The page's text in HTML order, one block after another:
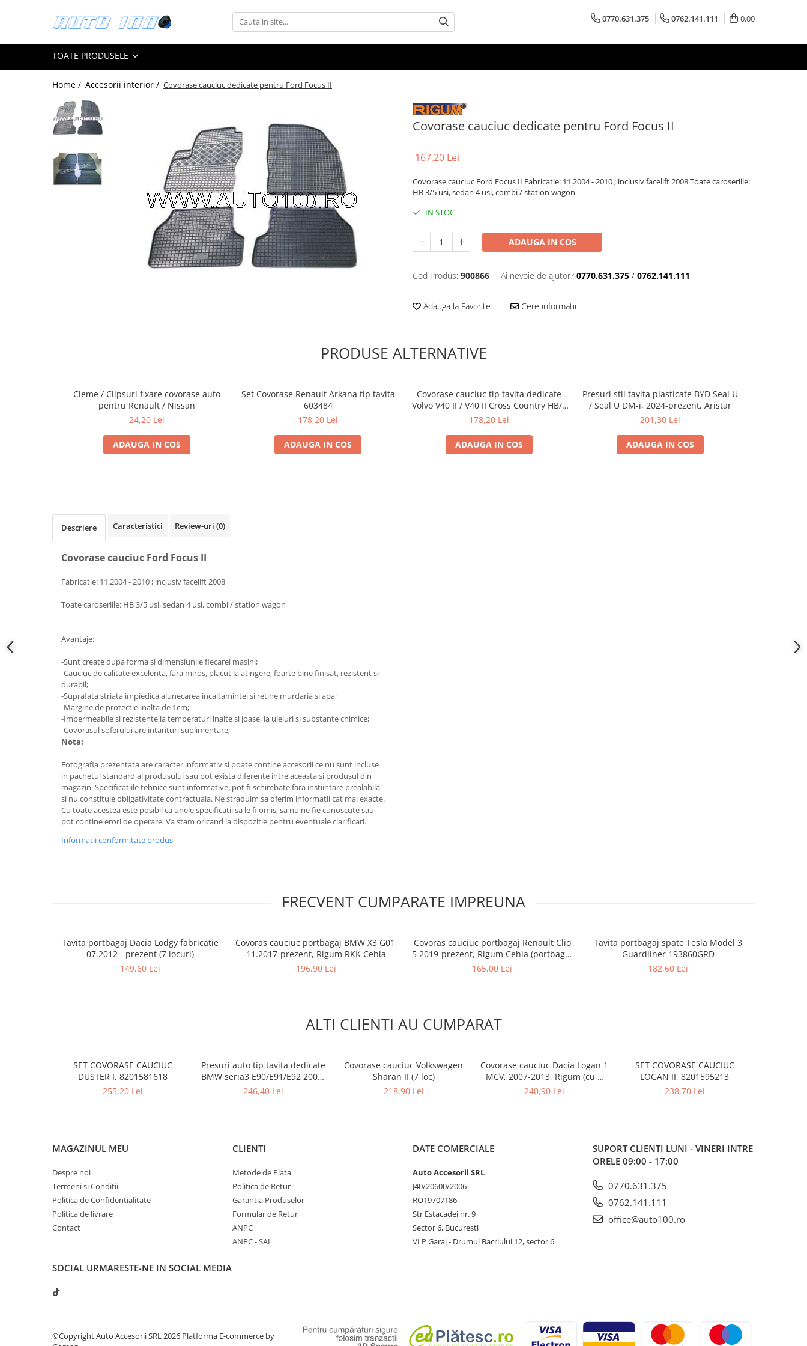
Accesorii interior
Covorase cauciuc auto dedicate
Huse scaun auto dedicate
Odorizant Auto
Plase portbagaj
Tavite portbagaj auto
Difuzoare, boxe auto coaxiale
Accesorii alarme auto
Alarme auto Alarme masina
Detectoare Radar
Echipamente atelier
Consumabile Service
Instrumente Atelier
Set clipsuri auto de plastic
Piese si accesorii
Amortizoare hayon
Accesorii auto
Incalzire scaune
Stergatoare auto
Paravanturi auto
Lumini ambientale
0770.631.375 0762.141.111 0,00
TOATE PRODUSELE
Home / Accesorii interior / Covorase cauciuc dedicate pentru Ford Focus II
Covorase cauciuc dedicate pentru Ford Focus II
167,20 Lei
Covorase cauciuc Ford Focus II Fabricatie: 11.2004 - 2010 ; inclusiv facelift 2008 Toate caroseriile:
HB 3/5 usi, sedan 4 usi, combi / station wagon
IN STOC
ADAUGA IN COS
Cod Produs: 900866 Ai nevoie de ajutor? 0770.631.375 / 0762.141.111
Adauga la Favorite Cere informatii
PRODUSE ALTERNATIVE
Cleme / Clipsuri fixare covorase auto
pentru Renault / Nissan
24,20 Lei
ADAUGA IN COS
Set Covorase Renault Arkana tip tavita
603484
178,20 Lei
ADAUGA IN COS
Covorase cauciuc tip tavita dedicate
Volvo V40 II / V40 II Cross Country HB/5
07.2012-
178,20 Lei
ADAUGA IN COS
Presuri stil tavita plasticate BYD Seal U
/ Seal U DM-i, 2024-prezent, Aristar
201,30 Lei
ADAUGA IN COS
Descriere Caracteristici Review-uri (0)
Covorase cauciuc Ford Focus II
Fabricatie: 11.2004 - 2010 ; inclusiv facelift 2008
Toate caroseriile: HB 3/5 usi, sedan 4 usi, combi / station wagon
Avantaje:
-Sunt create dupa forma si dimensiunile fiecarei masini;
-Cauciuc de calitate excelenta, fara miros, placut la atingere, foarte bine finisat, rezistent si
durabil;
-Suprafata striata impiedica alunecarea incaltamintei si retine murdaria si apa;
-Margine de protectie inalta de 1cm;
-Impermeabile si rezistente la temperaturi inalte si joase, la uleiuri si substante chimice;
-Covorasul soferului are intarituri suplimentare;
Nota:
Fotografia prezentata are caracter informativ si poate contine accesorii ce nu sunt incluse
in pachetul standard al produsului sau pot exista diferente intre aceasta si produsul din
magazin. Specificatiile tehnice sunt informative, pot fi schimbate fara instiintare prealabila
si nu constituie obligativitate contractuala. Ne straduim sa oferim informatii cat mai exacte.
Cu toate acestea este posibil ca unele specificatii sa le fi omis, sa nu ne fie cunoscute sau
pot contine erori de operare. Va stam oricand la dispozitie pentru eventuale clarificari.
Informatii conformitate produs
FRECVENT CUMPARATE IMPREUNA
Tavita portbagaj Dacia Lodgy fabricatie
07.2012 - prezent (7 locuri)
149,60 Lei
Covoras cauciuc portbagaj BMW X3 G01,
11.2017-prezent, Rigum RKK Cehia
196,90 Lei
Covoras cauciuc portbagaj Renault Clio
5 2019-prezent, Rigum Cehia (portbagaj
mai jos)
165,00 Lei
Tavita portbagaj spate Tesla Model 3
Guardliner 193860GRD
182,60 Lei
ALTI CLIENTI AU CUMPARAT
SET COVORASE CAUCIUC
DUSTER I, 8201581618
255,20 Lei
Presuri auto tip tavita dedicate
BMW seria3 E90/E91/E92 2005-
2012
246,40 Lei
Covorase cauciuc Volkswagen
Sharan II (7 loc)
218,90 Lei
Covorase cauciuc Dacia Logan 1
MCV, 2007-2013, Rigum (cu 7
locuri)
240,90 Lei
SET COVORASE CAUCIUC
LOGAN II, 8201595213
238,70 Lei
MAGAZINUL MEU
Despre noi
Termeni si Conditii
Politica de Confidentialitate
Politica de livrare
Contact
CLIENTI
Metode de Plata
Politica de Retur
Garantia Produselor
Formular de Retur
ANPC
ANPC - SAL
DATE COMERCIALE
Auto Accesorii SRL
J40/20600/2006
RO19707186
Str Estacadei nr. 9
Sector 6, Bucuresti
VLP Garaj - Drumul Bacriului 12, sector 6
SUPORT CLIENTI LUNI - VINERI INTRE
ORELE 09:00 - 17:00
0770.631.375
0762.141.111
office@auto100.ro
SOCIAL URMARESTE-NE IN SOCIAL MEDIA
©Copyright Auto Accesorii SRL 2026 Platforma E-commerce by